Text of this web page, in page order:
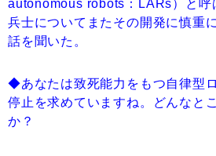
autonomous robots：LARs）と呼
兵士についてまたその開発に慎重
話を聞いた。
◆あなたは致死能力をもつ自律型
停止を求めていますね。どんなと
か？